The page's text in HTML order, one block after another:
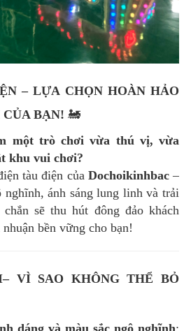
– LỰA CHỌN HOÀN HẢO
BẠN! 🚂
một trò chơi vừa thú vị, vừa
khu vui chơi?
tàu điện của Dochoikinhbac–
ánh sáng lung linh và trải
sẽ thu hút đông đảo khách
bền vững cho bạn!
VÌ SAO KHÔNG THỂ BỎ